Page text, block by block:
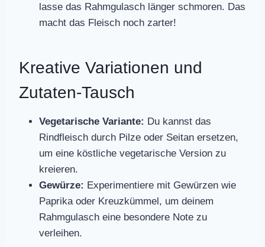
lasse das Rahmgulasch länger schmoren. Das
macht das Fleisch noch zarter!
Kreative Variationen und
Zutaten-Tausch
Vegetarische Variante: Du kannst das
Rindfleisch durch Pilze oder Seitan ersetzen,
um eine köstliche vegetarische Version zu
kreieren.
Gewürze: Experimentiere mit Gewürzen wie
Paprika oder Kreuzkümmel, um deinem
Rahmgulasch eine besondere Note zu
verleihen.